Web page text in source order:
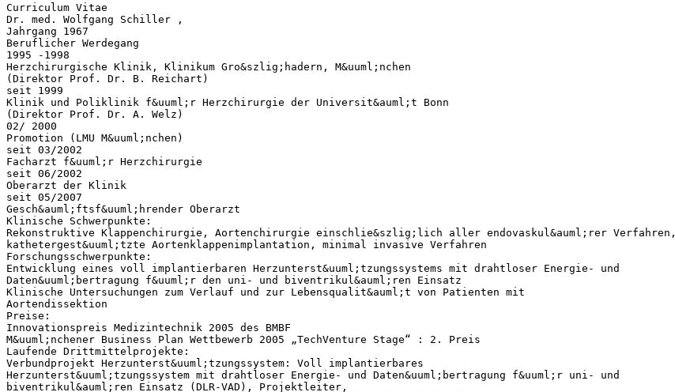
Curriculum Vitae
Dr. med. Wolfgang Schiller ,
Jahrgang 1967
Beruflicher Werdegang
1995 -1998
Herzchirurgische Klinik, Klinikum Gro&szlig;hadern, M&uuml;nchen
(Direktor Prof. Dr. B. Reichart)
seit 1999
Klinik und Poliklinik f&uuml;r Herzchirurgie der Universit&auml;t Bonn
(Direktor Prof. Dr. A. Welz)
02/ 2000
Promotion (LMU M&uuml;nchen)
seit 03/2002
Facharzt f&uuml;r Herzchirurgie
seit 06/2002
Oberarzt der Klinik
seit 05/2007
Gesch&auml;ftsf&uuml;hrender Oberarzt
Klinische Schwerpunkte:
Rekonstruktive Klappenchirurgie, Aortenchirurgie einschlie&szlig;lich aller endovaskul&auml;rer Verfahren,
kathetergest&uuml;tzte Aortenklappenimplantation, minimal invasive Verfahren
Forschungsschwerpunkte:
Entwicklung eines voll implantierbaren Herzunterst&uuml;tzungssystems mit drahtloser Energie- und
Daten&uuml;bertragung f&uuml;r den uni- und biventrikul&auml;ren Einsatz
Klinische Untersuchungen zum Verlauf und zur Lebensqualit&auml;t von Patienten mit
Aortendissektion
Preise:
Innovationspreis Medizintechnik 2005 des BMBF
M&uuml;nchener Business Plan Wettbewerb 2005 „TechVenture Stage“ : 2. Preis
Laufende Drittmittelprojekte:
Verbundprojekt Herzunterst&uuml;tzungssystem: Voll implantierbares
Herzunterst&uuml;tzungssystem mit drahtloser Energie- und Daten&uuml;bertragung f&uuml;r uni- und
biventrikul&auml;ren Einsatz (DLR-VAD), Projektleiter,